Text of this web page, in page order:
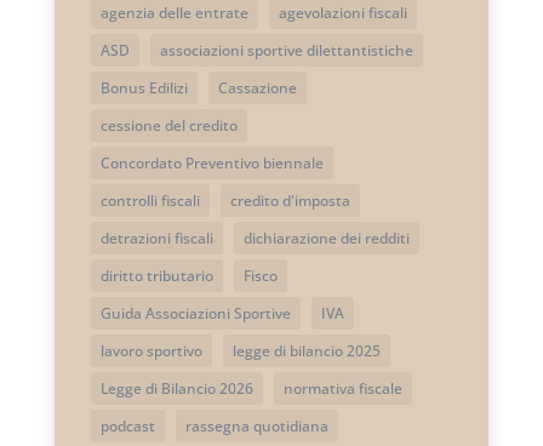
agenzia delle entrate
agevolazioni fiscali
ASD
associazioni sportive dilettantistiche
Bonus Edilizi
Cassazione
cessione del credito
Concordato Preventivo biennale
controlli fiscali
credito d'imposta
detrazioni fiscali
dichiarazione dei redditi
diritto tributario
Fisco
Guida Associazioni Sportive
IVA
lavoro sportivo
legge di bilancio 2025
Legge di Bilancio 2026
normativa fiscale
podcast
rassegna quotidiana